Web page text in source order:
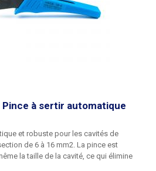
à sertir automatique
et robuste pour les cavités de
de 6 à 16 mm2. La pince est
la taille de la cavité, ce qui élimine